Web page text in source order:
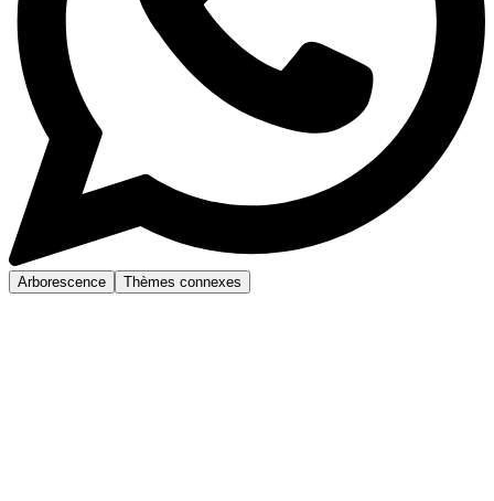
Arborescence Thèmes connexes